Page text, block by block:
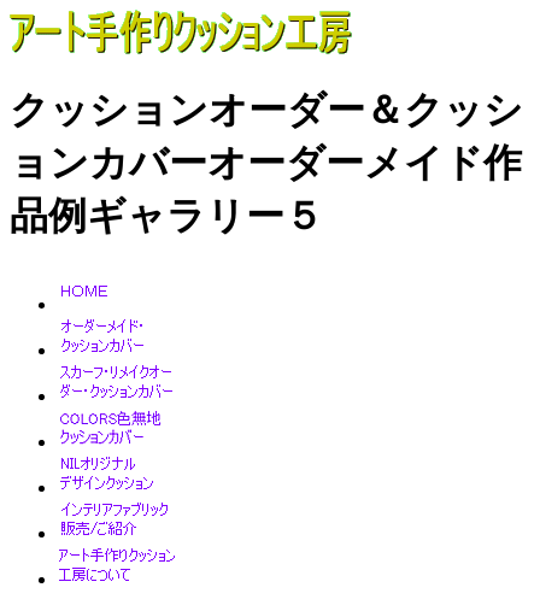
クッションオーダー＆クッシ
ョンカバーオーダーメイド作
品例ギャラリー５